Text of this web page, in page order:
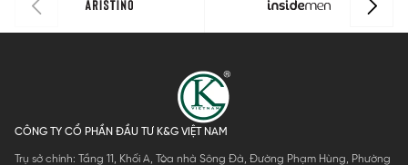
CÔNG TY CỔ PHẦN ĐẦU TƯ K&G VIỆT NAM
Trụ sở chính: Tầng 11, Khối A, Tòa nhà Sông Đà, Đường Phạm Hùng, Phường